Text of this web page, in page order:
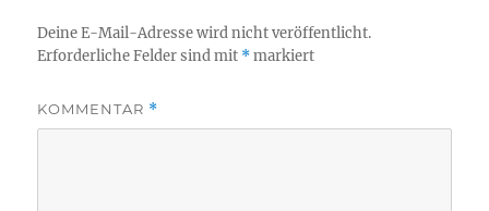
Deine E-Mail-Adresse wird nicht veröffentlicht.
Erforderliche Felder sind mit *markiert
KOMMENTAR *